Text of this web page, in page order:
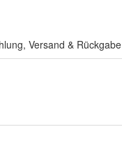
Versand & Rückgabe